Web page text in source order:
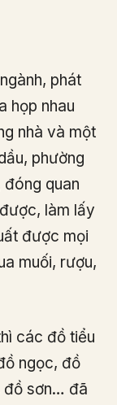
phát
họp nhau
nhà và một
phường
quan
làm lấy
được mọi
muối, rượu,
các đồ tiểu
ngọc, đồ
đồ sơn… đã